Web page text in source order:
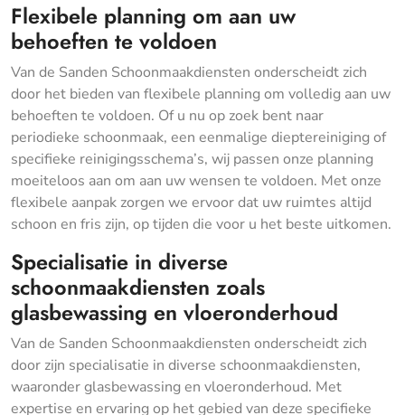
Flexibele planning om aan uw
behoeften te voldoen
Van de Sanden Schoonmaakdiensten onderscheidt zich
door het bieden van flexibele planning om volledig aan uw
behoeften te voldoen. Of u nu op zoek bent naar
periodieke schoonmaak, een eenmalige dieptereiniging of
specifieke reinigingsschema’s, wij passen onze planning
moeiteloos aan om aan uw wensen te voldoen. Met onze
flexibele aanpak zorgen we ervoor dat uw ruimtes altijd
schoon en fris zijn, op tijden die voor u het beste uitkomen.
Specialisatie in diverse
schoonmaakdiensten zoals
glasbewassing en vloeronderhoud
Van de Sanden Schoonmaakdiensten onderscheidt zich
door zijn specialisatie in diverse schoonmaakdiensten,
waaronder glasbewassing en vloeronderhoud. Met
expertise en ervaring op het gebied van deze specifieke